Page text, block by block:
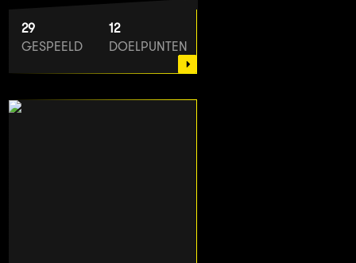
29
GESPEELD
12
DOELPUNTEN